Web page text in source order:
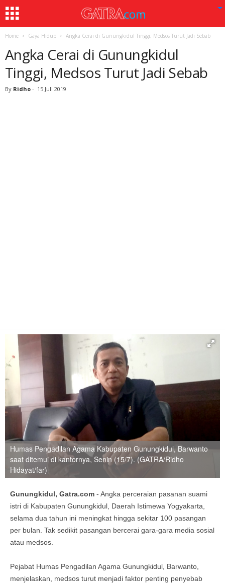
Home Gaya Hidup Angka Cerai di Gunungkidul Tinggi, Medsos Turut Jadi Sebab
Angka Cerai di Gunungkidul
Tinggi, Medsos Turut Jadi Sebab
By Ridho - 15 Juli 2019
Humas Pengadilan Agama Kabupaten Gunungkidul, Barwanto
saat ditemui di kantornya, Senin (15/7). (GATRA/Ridho
Hidayat/far)
Gunungkidul, Gatra.com - Angka perceraian pasanan suami
istri di Kabupaten Gunungkidul, Daerah Istimewa Yogyakarta,
selama dua tahun ini meningkat hingga sekitar 100 pasangan
per bulan. Tak sedikit pasangan bercerai gara-gara media sosial
atau medsos.
Pejabat Humas Pengadilan Agama Gunungkidul, Barwanto,
menjelaskan, medsos turut menjadi faktor penting penyebab